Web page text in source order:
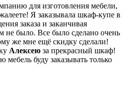
для изготовления мебели,
Я заказывала шкаф-купе в
заказа и заканчивая
не было. Все было сделано очень
же мне ещё скидку сделали!
Алексею за прекрасный шкаф!
мебель буду заказывать только